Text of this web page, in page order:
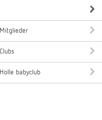
Mitglieder
Clubs
Holle babyclub